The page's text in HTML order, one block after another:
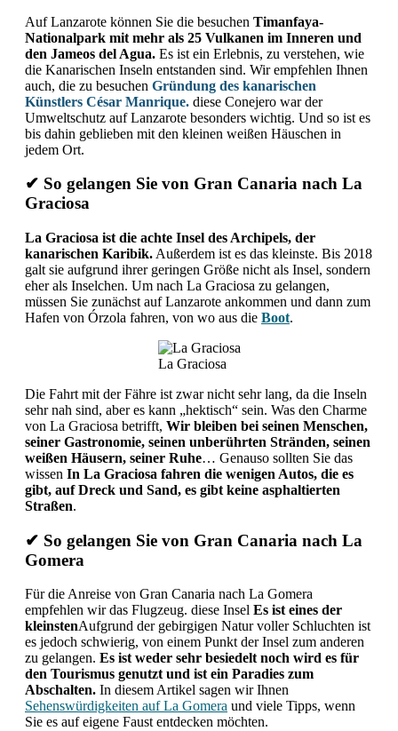
Auf Lanzarote können Sie die besuchen Timanfaya-
Nationalpark mit mehr als 25 Vulkanen im Inneren und
den Jameos del Agua. Es ist ein Erlebnis, zu verstehen, wie
die Kanarischen Inseln entstanden sind. Wir empfehlen Ihnen
auch, die zu besuchen Gründung des kanarischen
Künstlers César Manrique. diese Conejero war der
Umweltschutz auf Lanzarote besonders wichtig. Und so ist es
bis dahin geblieben mit den kleinen weißen Häuschen in
jedem Ort.
✔ So gelangen Sie von Gran Canaria nach La
Graciosa
La Graciosa ist die achte Insel des Archipels, der
kanarischen Karibik. Außerdem ist es das kleinste. Bis 2018
galt sie aufgrund ihrer geringen Größe nicht als Insel, sondern
eher als Inselchen. Um nach La Graciosa zu gelangen,
müssen Sie zunächst auf Lanzarote ankommen und dann zum
Hafen von Órzola fahren, von wo aus die Boot.
La Graciosa
Die Fahrt mit der Fähre ist zwar nicht sehr lang, da die Inseln
sehr nah sind, aber es kann „hektisch“ sein. Was den Charme
von La Graciosa betrifft, Wir bleiben bei seinen Menschen,
seiner Gastronomie, seinen unberührten Stränden, seinen
weißen Häusern, seiner Ruhe… Genauso sollten Sie das
wissen In La Graciosa fahren die wenigen Autos, die es
gibt, auf Dreck und Sand, es gibt keine asphaltierten
Straßen.
✔ So gelangen Sie von Gran Canaria nach La
Gomera
Für die Anreise von Gran Canaria nach La Gomera
empfehlen wir das Flugzeug. diese Insel Es ist eines der
kleinstenAufgrund der gebirgigen Natur voller Schluchten ist
es jedoch schwierig, von einem Punkt der Insel zum anderen
zu gelangen. Es ist weder sehr besiedelt noch wird es für
den Tourismus genutzt und ist ein Paradies zum
Abschalten. In diesem Artikel sagen wir Ihnen
Sehenswürdigkeiten auf La Gomera und viele Tipps, wenn
Sie es auf eigene Faust entdecken möchten.